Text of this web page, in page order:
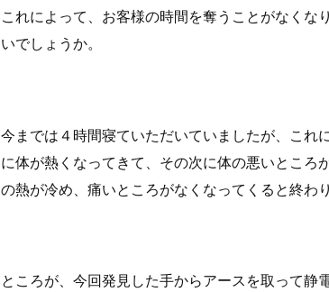
これによって、お客様の時間を奪うことがなく
いでしょうか。
今までは４時間寝ていただいていましたが、これ
に体が熱くなってきて、その次に体の悪いとこ
の熱が冷め、痛いところがなくなってくると終わ
ところが、今回発見した手からアースを取って